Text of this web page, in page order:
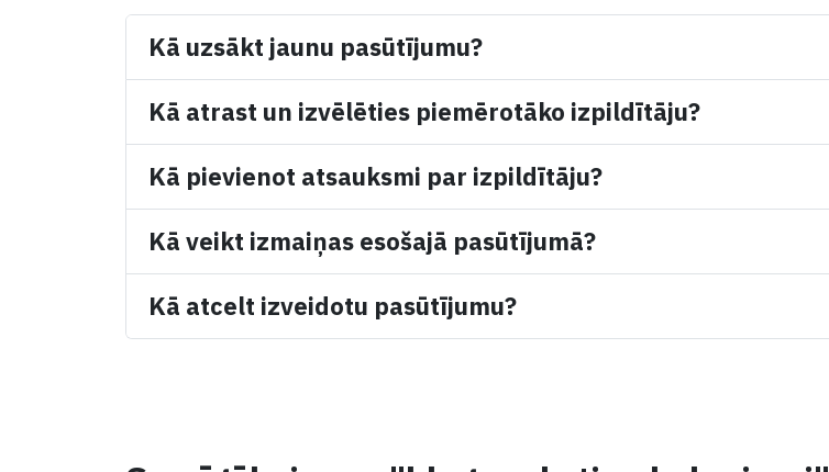
Kā uzsākt jaunu pasūtījumu?
Kā atrast un izvēlēties piemērotāko izpildītāju?
Kā pievienot atsauksmi par izpildītāju?
Kā veikt izmaiņas esošajā pasūtījumā?
Kā atcelt izveidotu pasūtījumu?